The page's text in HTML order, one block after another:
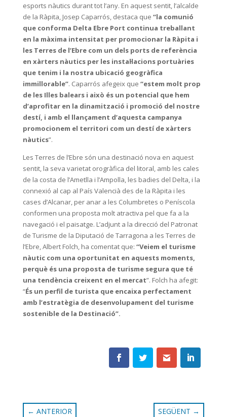
esports nàutics durant tot l’any. En aquest sentit, l’alcalde
de la Ràpita, Josep Caparrós, destaca que “la comunió
que conforma Delta Ebre Port continua treballant
en la màxima intensitat per promocionar la Ràpita i
les Terres de l’Ebre com un dels ports de referència
en xàrters nàutics per les instal·lacions portuàries
que tenim i la nostra ubicació geogràfica
immillorable”. Caparrós afegeix que “estem molt prop
de les Illes balears i això és un potencial que hem
d’aprofitar en la dinamització i promoció del nostre
destí, i amb el llançament d’aquesta campanya
promocionem el territori com un destí de xàrters
nàutics”.
Les Terres de l’Ebre són una destinació nova en aquest
sentit, la seva varietat orogràfica del litoral, amb les cales
de la costa de l’Ametlla i l’Ampolla, les badies del Delta, i la
connexió al cap al País Valencià des de la Ràpita i les
cases d’Alcanar, per anar a les Columbretes o Peníscola
conformen una proposta molt atractiva pel que fa a la
navegació i el paisatge. L’adjunt a la direcció del Patronat
de Turisme de la Diputació de Tarragona a les Terres de
l’Ebre, Albert Folch, ha comentat que: “Veiem el turisme
nàutic com una oportunitat en aquests moments,
perquè és una proposta de turisme segura que té
una tendència creixent en el mercat”. Folch ha afegit:
“És un perfil de turista que encaixa perfectament
amb l’estratègia de desenvolupament del turisme
sostenible de la Destinació”.
← ANTERIOR SEGÜENT →